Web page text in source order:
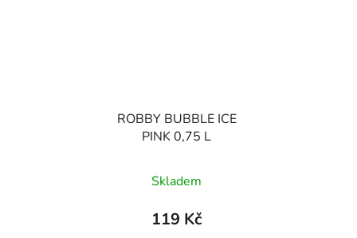
ROBBY BUBBLE ICE
PINK 0,75 L
Skladem
119 Kč